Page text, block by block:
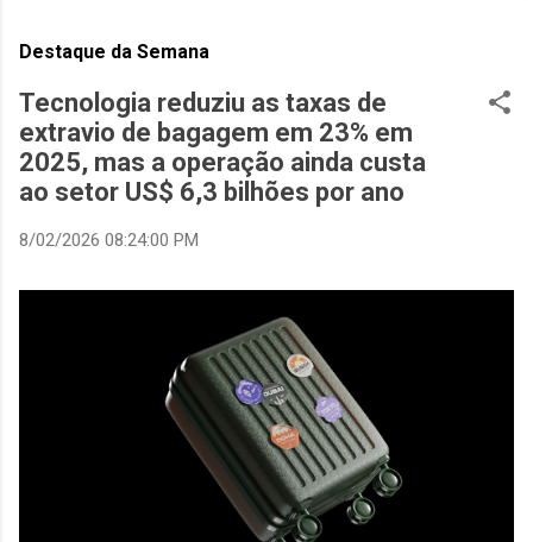
Destaque da Semana
Tecnologia reduziu as taxas de
extravio de bagagem em 23% em
2025, mas a operação ainda custa
ao setor US$ 6,3 bilhões por ano
8/02/2026 08:24:00 PM